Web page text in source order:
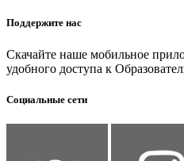
Поддержите нас
Скачайте наше мобильное
удобного доступа к
Социальные сети